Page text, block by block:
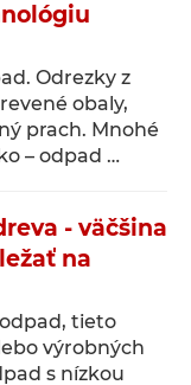
Odrezky z
obaly,
prach. Mnohé
– odpad …
- väčšina
na
tieto
výrobných
s nízkou